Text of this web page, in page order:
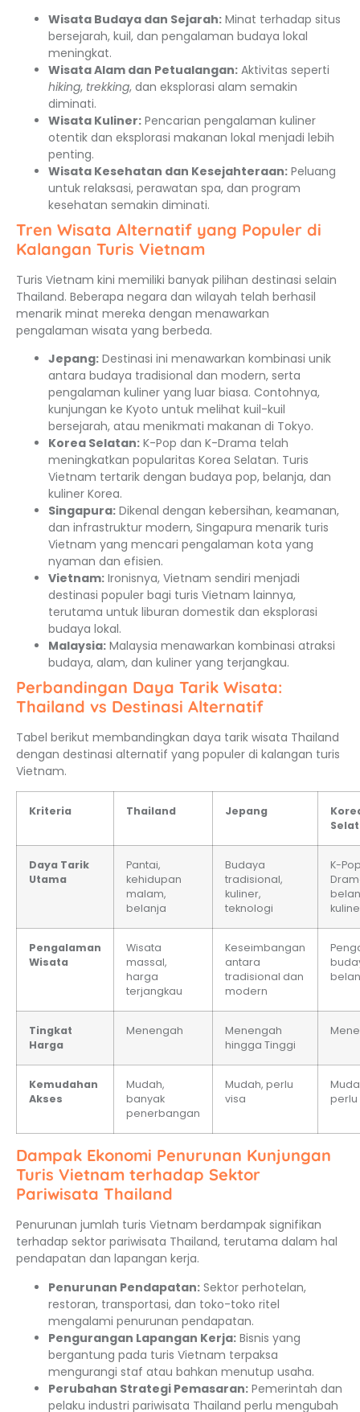
Wisata Budaya dan Sejarah: Minat terhadap situs
bersejarah, kuil, dan pengalaman budaya lokal
meningkat.
Wisata Alam dan Petualangan: Aktivitas seperti
hiking, trekking, dan eksplorasi alam semakin
diminati.
Wisata Kuliner: Pencarian pengalaman kuliner
otentik dan eksplorasi makanan lokal menjadi lebih
penting.
Wisata Kesehatan dan Kesejahteraan: Peluang
untuk relaksasi, perawatan spa, dan program
kesehatan semakin diminati.
Tren Wisata Alternatif yang Populer di
Kalangan Turis Vietnam
Turis Vietnam kini memiliki banyak pilihan destinasi selain
Thailand. Beberapa negara dan wilayah telah berhasil
menarik minat mereka dengan menawarkan
pengalaman wisata yang berbeda.
Jepang: Destinasi ini menawarkan kombinasi unik
antara budaya tradisional dan modern, serta
pengalaman kuliner yang luar biasa. Contohnya,
kunjungan ke Kyoto untuk melihat kuil-kuil
bersejarah, atau menikmati makanan di Tokyo.
Korea Selatan: K-Pop dan K-Drama telah
meningkatkan popularitas Korea Selatan. Turis
Vietnam tertarik dengan budaya pop, belanja, dan
kuliner Korea.
Singapura: Dikenal dengan kebersihan, keamanan,
dan infrastruktur modern, Singapura menarik turis
Vietnam yang mencari pengalaman kota yang
nyaman dan efisien.
Vietnam: Ironisnya, Vietnam sendiri menjadi
destinasi populer bagi turis Vietnam lainnya,
terutama untuk liburan domestik dan eksplorasi
budaya lokal.
Malaysia: Malaysia menawarkan kombinasi atraksi
budaya, alam, dan kuliner yang terjangkau.
Perbandingan Daya Tarik Wisata:
Thailand vs Destinasi Alternatif
Tabel berikut membandingkan daya tarik wisata Thailand
dengan destinasi alternatif yang populer di kalangan turis
Vietnam.
Kriteria Thailand Jepang
Daya Tarik
Utama
Pantai,
kehidupan
malam,
belanja
Budaya
tradisional,
kuliner,
teknologi
K-
Pengalaman
Wisata
Wisata
massal,
harga
terjangkau
Keseimbangan
antara
tradisional dan
modern
Tingkat
Harga
Menengah
Menengah
hingga Tinggi
Kemudahan
Akses
Mudah,
banyak
penerbangan
Mudah, perlu
visa
perlu
Dampak Ekonomi Penurunan Kunjungan
Turis Vietnam terhadap Sektor
Pariwisata Thailand
Penurunan jumlah turis Vietnam berdampak signifikan
terhadap sektor pariwisata Thailand, terutama dalam hal
pendapatan dan lapangan kerja.
Penurunan Pendapatan: Sektor perhotelan,
restoran, transportasi, dan toko-toko ritel
mengalami penurunan pendapatan.
Pengurangan Lapangan Kerja: Bisnis yang
bergantung pada turis Vietnam terpaksa
mengurangi staf atau bahkan menutup usaha.
Perubahan Strategi Pemasaran: Pemerintah dan
pelaku industri pariwisata Thailand perlu mengubah